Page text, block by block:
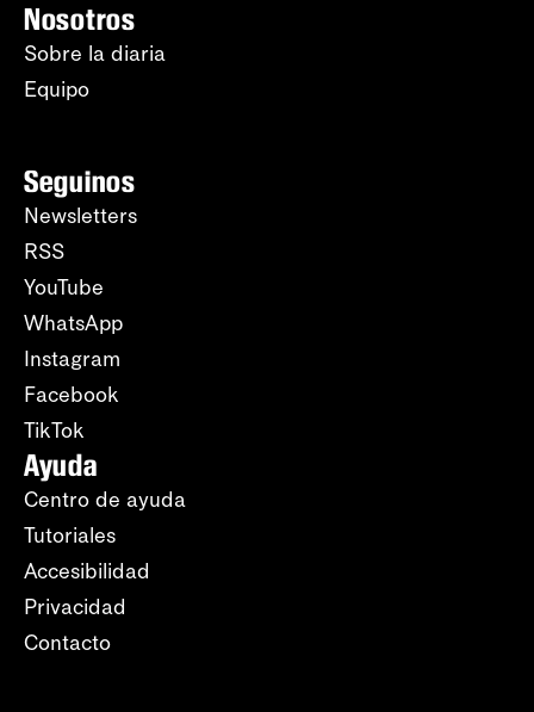
Nosotros
Sobre la diaria
Equipo
Seguinos
Newsletters
RSS
YouTube
WhatsApp
Instagram
Facebook
TikTok
Ayuda
Centro de ayuda
Tutoriales
Accesibilidad
Privacidad
Contacto